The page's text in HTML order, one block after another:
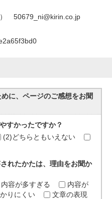
50679_ni@kirin.co.jp
に、ページのご感想をお聞
すかったですか？
(2)どちらともいえない
れたかたは、理由をお聞か
内容が多すぎる
内容が
りにくい
文章の表現